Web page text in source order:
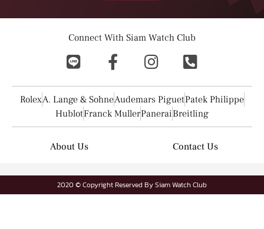
Connect With Siam Watch Club
RolexA. Lange & SohneAudemars PiguetPatek Philippe
HublotFranck MullerPaneraiBreitling
About Us Contact Us
2020 © Copyright Reserved By Siam Watch Club